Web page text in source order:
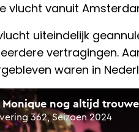
vlucht vanuit
uiteindelijk
vertragingen.
waren in